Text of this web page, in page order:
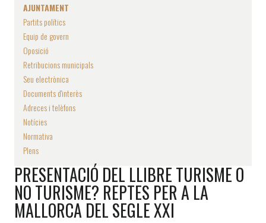
AJUNTAMENT
Partits polítics
Equip de govern
Oposició
Retribucions municipals
Seu electrònica
Documents d'interès
Adreces i telèfons
Notícies
Normativa
Plens
PRESENTACIÓ DEL LLIBRE TURISME O
NO TURISME? REPTES PER A LA
MALLORCA DEL SEGLE XXI